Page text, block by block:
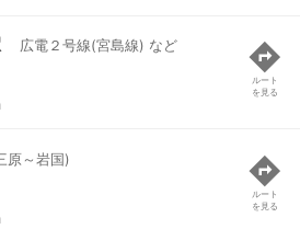
広電２号線(宮島線) など
ルート
を見る
原～岩国)
ルート
を見る